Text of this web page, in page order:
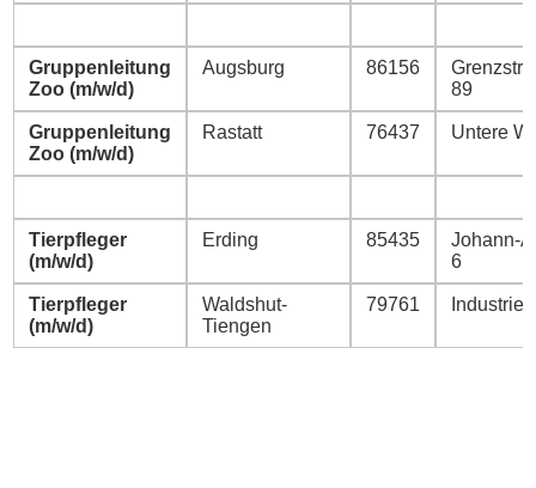
Gruppenleitung
Zoo (m/w/d)
Augsburg 86156
89
Gruppenleitung
Zoo (m/w/d)
Rastatt 76437 Untere
Tierpfleger
(m/w/d)
Erding 85435
Johann-
6
Tierpfleger
(m/w/d)
Waldshut-
Tiengen
79761